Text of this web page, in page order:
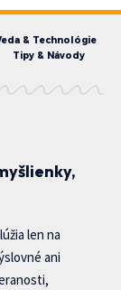
& Technológie
Tipy & Návody
len na
ani